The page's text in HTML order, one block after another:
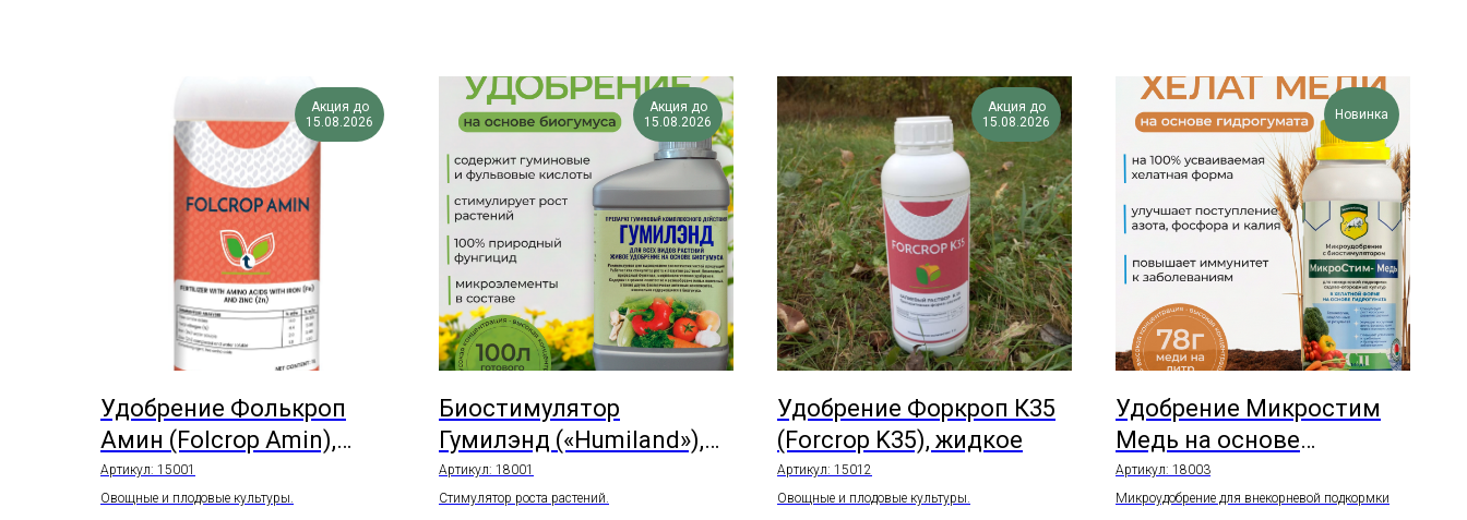
Акция до
15.08.2026
Удобрение Фолькроп
Амин (Folcrop Amin),
жидкое
Артикул: 15001
Овощные и плодовые культуры.
Акция до
15.08.2026
Биостимулятор
Гумилэнд («Humiland»),
жидкое
Артикул: 18001
Стимулятор роста растений.
Акция до
15.08.2026
Удобрение Форкроп К35
(Forcrop K35), жидкое
Артикул: 15012
Овощные и плодовые культуры.
Новинка
Удобрение Микростим
Медь на основе
гидрогумата, жидкое
Артикул: 18003
Микроудобрение для внекорневой подкормки